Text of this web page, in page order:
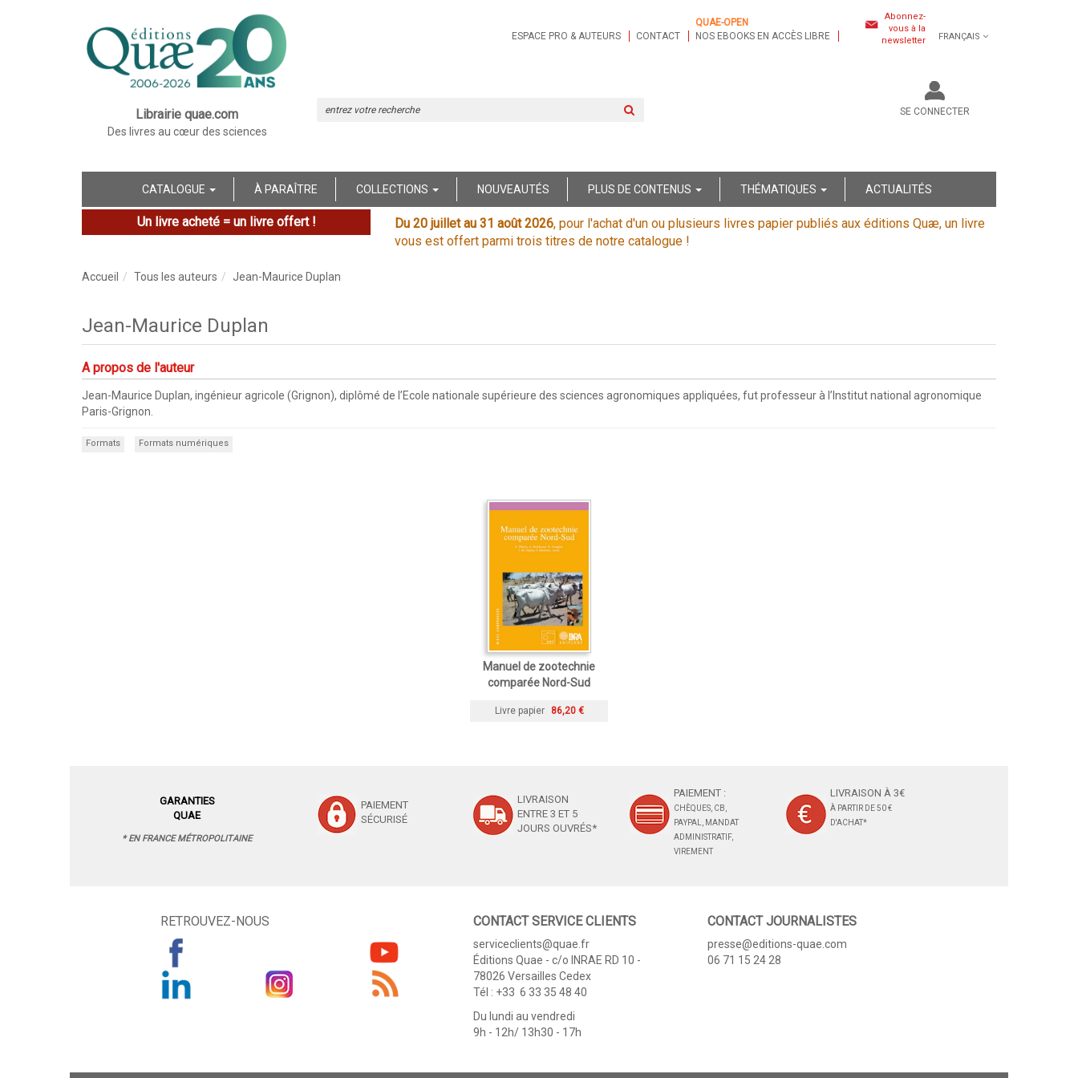
Librairie quae.com
Des livres au cœur des sciences
ESPACE PRO & AUTEURS CONTACT
QUAE-OPEN
NOS EBOOKS EN ACCÈS LIBRE
Abonnez-
vous à la
newsletter
FRANÇAIS
SE CONNECTER
CATALOGUE À PARAÎTRE COLLECTIONS NOUVEAUTÉS PLUS DE CONTENUS THÉMATIQUES ACTUALITÉS
Un livre acheté = un livre offert ! Du 20 juillet au 31 août 2026, pour l'achat d'un ou plusieurs livres papier publiés aux éditions Quæ, un livre
vous est offert parmi trois titres de notre catalogue !
Accueil Tous les auteurs Jean-Maurice Duplan
Jean-Maurice Duplan
A propos de l'auteur
Jean-Maurice Duplan, ingénieur agricole (Grignon), diplômé de l’Ecole nationale supérieure des sciences agronomiques appliquées, fut professeur à l’Institut national agronomique
Paris-Grignon.
Formats Formats numériques
Manuel de zootechnie
comparée Nord-Sud
Livre papier 86,20 €
GARANTIES
QUAE
* EN FRANCE MÉTROPOLITAINE
PAIEMENT
SÉCURISÉ
LIVRAISON
ENTRE 3 ET 5
JOURS OUVRÉS*
PAIEMENT :
CHÈQUES, CB,
PAYPAL, MANDAT
ADMINISTRATIF,
VIREMENT
LIVRAISON À 3€
À PARTIR DE 50 €
D'ACHAT*
RETROUVEZ-NOUS CONTACT SERVICE CLIENTS
serviceclients@quae.fr
Éditions Quae - c/o INRAE RD 10 -
78026 Versailles Cedex
Tél : +33 6 33 35 48 40
Du lundi au vendredi
9h - 12h/ 13h30 - 17h
CONTACT JOURNALISTES
presse@editions-quae.com
06 71 15 24 28